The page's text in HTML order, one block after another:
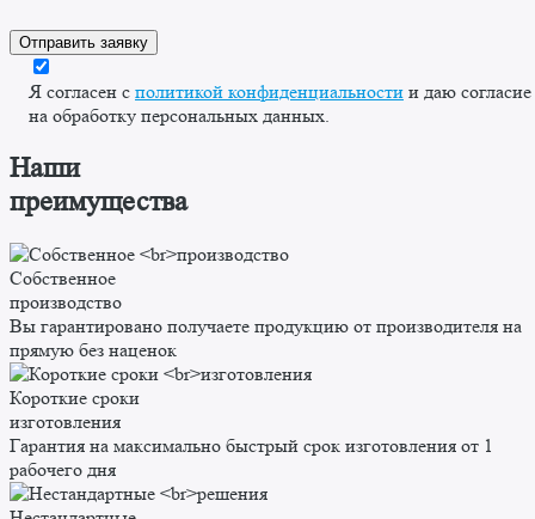
Я согласен с политикой конфиденциальности и даю согласие
на обработку персональных данных.
Наши
преимущества
Собственное
производство
Вы гарантировано получаете продукцию от производителя на
прямую без наценок
Короткие сроки
изготовления
Гарантия на максимально быстрый срок изготовления от 1
рабочего дня